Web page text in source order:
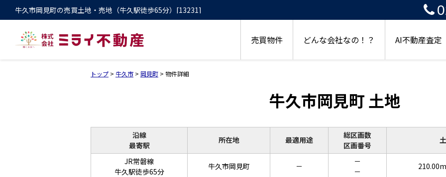
牛久市岡見町の売買土地・売地（牛久駅徒歩65分）[13231]
売買物件 どんな会社なの！？ AI不動産査定
トップ > 牛久市 > 岡見町 > 物件詳細
牛久市岡見町 土地
沿線
最寄駅
所在地 最適用途
総区画数
区画番号
JR常磐線
牛久駅徒歩65分
牛久市岡見町 －
－
－
210.00m